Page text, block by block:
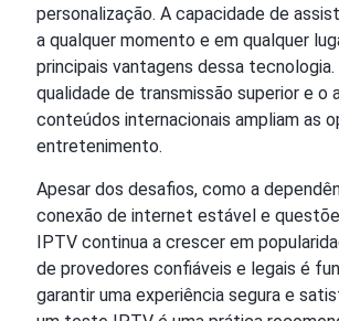
personalização. A capacidade de
a qualquer momento e em qualquer
principais vantagens dessa tecnologia.
qualidade de transmissão superior e o
conteúdos internacionais ampliam as
entretenimento.
Apesar dos desafios, como a
conexão de internet estável e
IPTV continua a crescer em
de provedores confiáveis e legais é
garantir uma experiência segura e